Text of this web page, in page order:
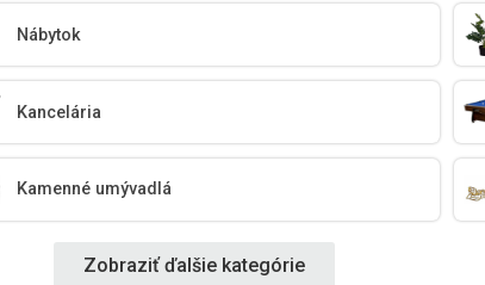
Nábytok
Kancelária
Kamenné umývadlá
Zobraziť ďalšie kategórie